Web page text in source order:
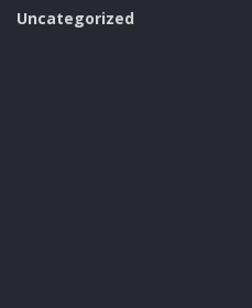
Uncategorized